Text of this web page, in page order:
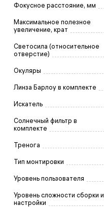
Фокусное расстояние, мм
Максимальное полезное
увеличение, крат
Светосила (относительное
отверстие)
Окуляры
Линза Барлоу в комплекте
Искатель
Солнечный фильтр в
комплекте
Тренога
Тип монтировки
Уровень пользователя
Уровень сложности сборки и
настройки